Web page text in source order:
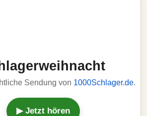
Sendung von 1000Schlager.de.
▶ Jetzt hören